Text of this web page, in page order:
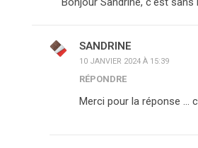
SANDRINE
10 JANVIER 2024 À 15:39
RÉPONDRE
Merci pour la réponse …